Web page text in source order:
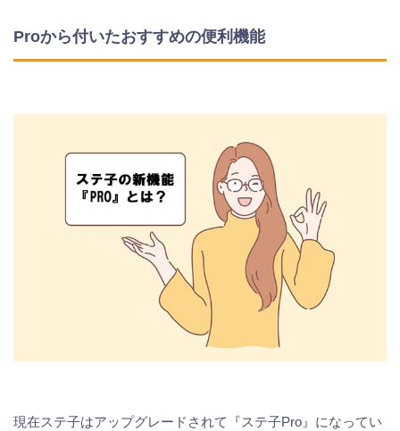
Proから付いたおすすめの便利機能
現在ステ子はアップグレードされて『ステ子Pro』になってい